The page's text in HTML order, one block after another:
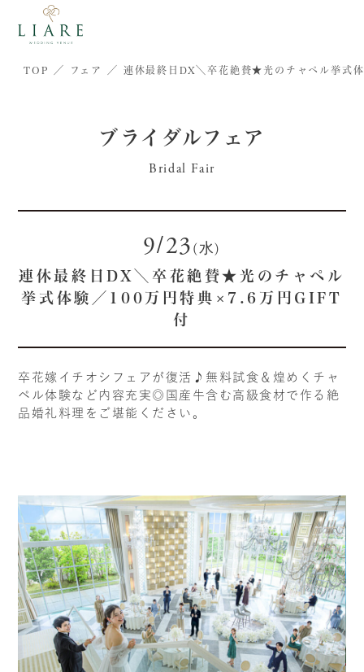
TOP フェア 連休最終日DX＼卒花絶賛★光のチャペル挙式
ブライダルフェア
Bridal Fair
9/23(水)
連休最終日DX＼卒花絶賛★光のチャペル
挙式体験／100万円特典×7.6万円GIFT
付
卒花嫁イチオシフェアが復活♪無料試食＆煌めくチャ
ペル体験など内容充実◎国産牛含む高級食材で作る絶
品婚礼料理をご堪能ください。